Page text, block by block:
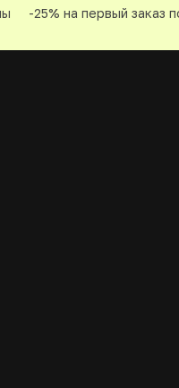
-25% на первый заказ